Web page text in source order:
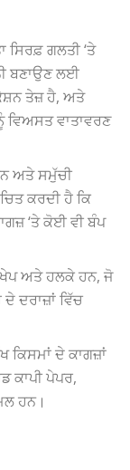
ਸਿਰਫ਼ ਗਲਤੀ ‘ਤੇ
ਬਣਾਉਣ ਲਈ
ਤੇਜ਼ ਹੈ, ਅਤੇ
ਵਾਤਾਵਰਣ
ਅਤੇ ਸਮੁੱਚੀ
ਕਰਦੀ ਹੈ ਕਿ
‘ਤੇ ਕੋਈ ਵੀ ਬੰਪ
ਅਤੇ ਹਲਕੇ ਹਨ, ਜੋ
ਦਰਾਜ਼ਾਂ ਵਿੱਚ
ਕਿਸਮਾਂ ਦੇ ਕਾਗਜ਼ਾਂ
ਕਾਪੀ ਪੇਪਰ,
ਹਨ।